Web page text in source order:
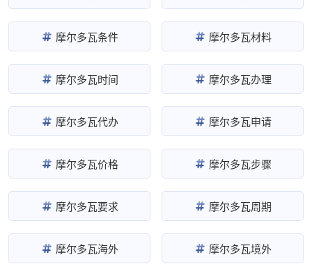
摩尔多瓦条件 摩尔多瓦材料
摩尔多瓦时间 摩尔多瓦办理
摩尔多瓦代办 摩尔多瓦申请
摩尔多瓦价格 摩尔多瓦步骤
摩尔多瓦要求 摩尔多瓦周期
摩尔多瓦海外 摩尔多瓦境外